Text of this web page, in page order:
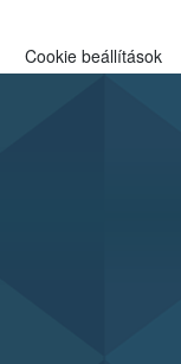
Cookie beállítások